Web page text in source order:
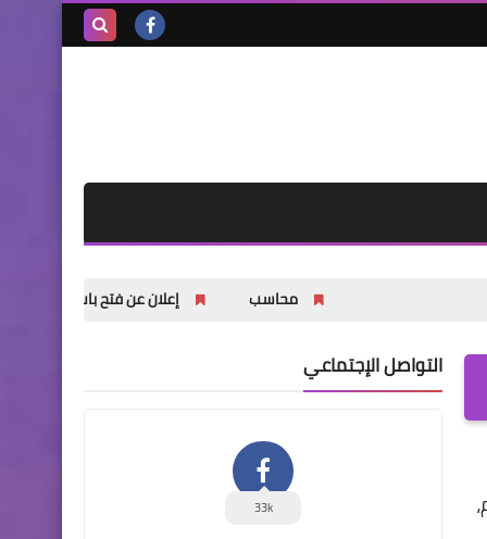
إعلان عن فتح باب التسجيل للشباب
10 أعوام،
التواصل الإجتماعي
33k